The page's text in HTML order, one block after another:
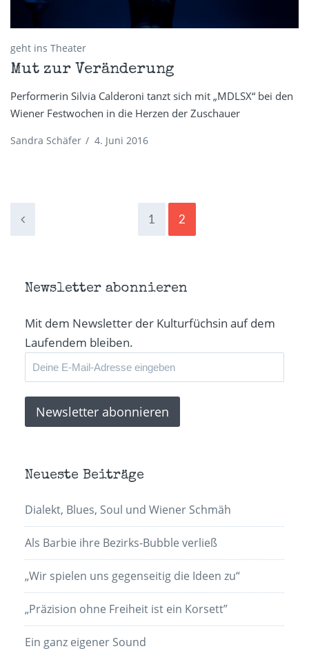
geht ins Theater
Mut zur Veränderung
Performerin Silvia Calderoni tanzt sich mit „MDLSX“ bei den
Wiener Festwochen in die Herzen der Zuschauer
Sandra Schäfer / 4. Juni 2016
1 2
Newsletter abonnieren
Mit dem Newsletter der Kulturfüchsin auf dem
Laufendem bleiben.
Neueste Beiträge
Dialekt, Blues, Soul und Wiener Schmäh
Als Barbie ihre Bezirks-Bubble verließ
„Wir spielen uns gegenseitig die Ideen zu“
„Präzision ohne Freiheit ist ein Korsett”
Ein ganz eigener Sound